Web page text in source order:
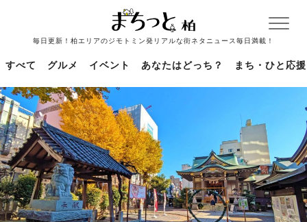
毎日更新！柏エリアのジモトミン発リアルな街ネタニュース毎日満載！
すべて グルメ イベント あなたはどっち？ まち・ひと応援